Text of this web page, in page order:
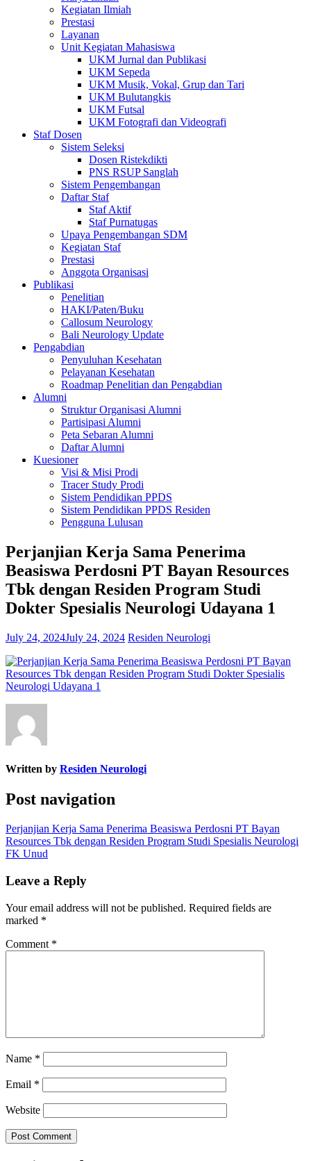
Kegiatan Ilmiah
Prestasi
Layanan
Unit Kegiatan Mahasiswa
UKM Jurnal dan Publikasi
UKM Sepeda
UKM Musik, Vokal, Grup dan Tari
UKM Bulutangkis
UKM Futsal
UKM Fotografi dan Videografi
Staf Dosen
Sistem Seleksi
Dosen Ristekdikti
PNS RSUP Sanglah
Sistem Pengembangan
Daftar Staf
Staf Aktif
Staf Purnatugas
Upaya Pengembangan SDM
Kegiatan Staf
Prestasi
Anggota Organisasi
Publikasi
Penelitian
HAKI/Paten/Buku
Callosum Neurology
Bali Neurology Update
Pengabdian
Penyuluhan Kesehatan
Pelayanan Kesehatan
Roadmap Penelitian dan Pengabdian
Alumni
Struktur Organisasi Alumni
Partisipasi Alumni
Peta Sebaran Alumni
Daftar Alumni
Kuesioner
Visi & Misi Prodi
Tracer Study Prodi
Sistem Pendidikan PPDS
Sistem Pendidikan PPDS Residen
Pengguna Lulusan
Perjanjian Kerja Sama Penerima
Beasiswa Perdosni PT Bayan Resources
Tbk dengan Residen Program Studi
Dokter Spesialis Neurologi Udayana 1
July 24, 2024July 24, 2024 Residen Neurologi
Written by Residen Neurologi
Post navigation
Perjanjian Kerja Sama Penerima Beasiswa Perdosni PT Bayan
Resources Tbk dengan Residen Program Studi Spesialis Neurologi
FK Unud
Leave a Reply
Your email address will not be published. Required fields are
marked *
Comment *
Name *
Email *
Website